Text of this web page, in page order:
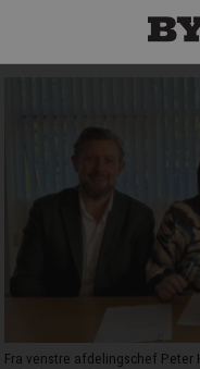
Fra venstre afdelingschef Peter